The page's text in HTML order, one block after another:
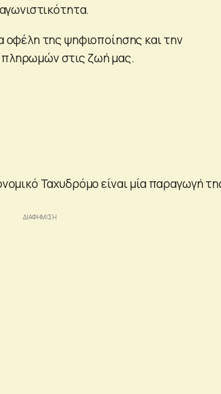
της ψηφιοποίησης και την
στις ζωή μας.
Ταχυδρόμο είναι μία παραγωγή